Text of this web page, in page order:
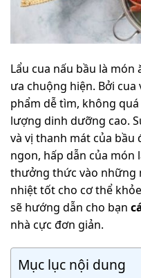
Lẩu cua nấu bầu là
ưa chuộng hiện. Bởi
phẩm dễ tìm, không
lượng dinh dưỡng cao.
và vị thanh mát của
ngon, hấp dẫn của món
thưởng thức vào những
nhiệt tốt cho cơ thể
sẽ hướng dẫn cho bạn
nhà cực đơn giản.
Mục lục nội dung